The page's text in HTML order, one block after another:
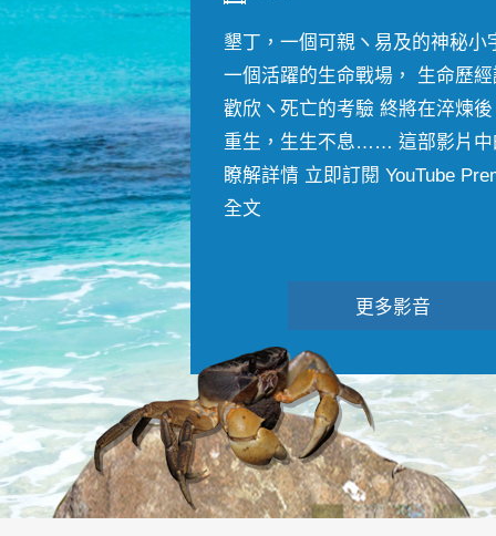
墾丁，一個可親ヽ易及的神秘小
一個活躍的生命戰場， 生命歷
歡欣ヽ死亡的考驗 終將在淬煉
重生，生生不息…… 這部影片中
瞭解詳情 立即訂閱 YouTube
全文
更多影音